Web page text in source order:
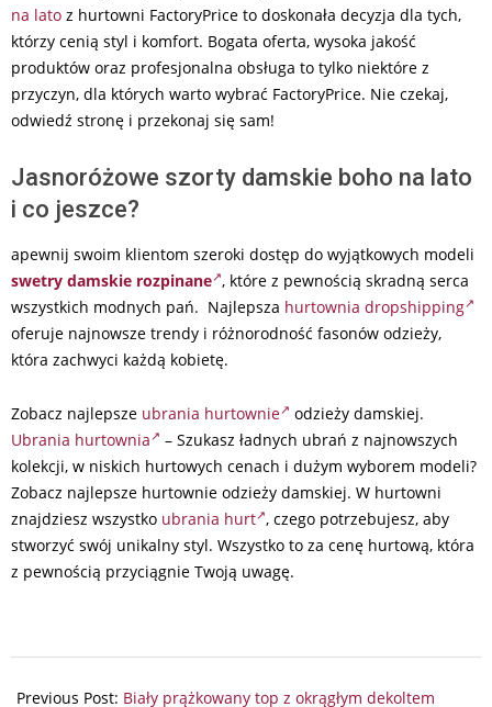
na lato z hurtowni FactoryPrice to doskonała decyzja dla tych,
którzy cenią styl i komfort. Bogata oferta, wysoka jakość
produktów oraz profesjonalna obsługa to tylko niektóre z
przyczyn, dla których warto wybrać FactoryPrice. Nie czekaj,
odwiedź stronę i przekonaj się sam!
Jasnoróżowe szorty damskie boho na lato
i co jeszce?
apewnij swoim klientom szeroki dostęp do wyjątkowych modeli
swetry damskie rozpinane , które z pewnością skradną serca
wszystkich modnych pań. Najlepsza hurtownia dropshipping
oferuje najnowsze trendy i różnorodność fasonów odzieży,
która zachwyci każdą kobietę.
Zobacz najlepsze ubrania hurtownie
odzieży damskiej.
Ubrania hurtownia
– Szukasz ładnych ubrań z najnowszych
kolekcji, w niskich hurtowych cenach i dużym wyborem modeli?
Zobacz najlepsze hurtownie odzieży damskiej. W hurtowni
znajdziesz wszystko ubrania hurt , czego potrzebujesz, aby
stworzyć swój unikalny styl. Wszystko to za cenę hurtową, która
z pewnością przyciągnie Twoją uwagę.
07-
Previous Post: Biały prążkowany top z okrągłym dekoltem